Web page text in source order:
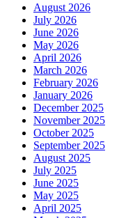
August 2026
July 2026
June 2026
May 2026
April 2026
March 2026
February 2026
January 2026
December 2025
November 2025
October 2025
September 2025
August 2025
July 2025
June 2025
May 2025
April 2025